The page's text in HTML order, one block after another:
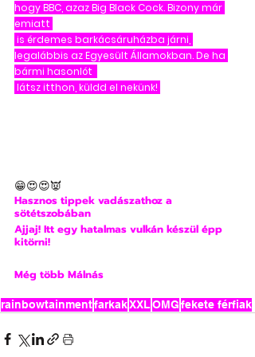
hogy BBC, azaz Big Black Cock. Bizony már
emiatt
legalábbis az Egyesült Államokban. De ha
bármi hasonlót
látsz itthon, küldd el nekünk!
😁😍😍👿
Hasznos tippek vadászathoz a
sötétszobában
Ajjaj! Itt egy hatalmas vulkán készül épp
kitörni!
Még több Málnás
rainbowtainmentfarkakXXLOMGfekete férfiak